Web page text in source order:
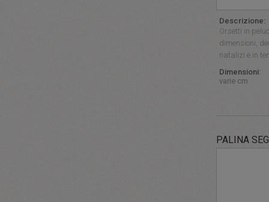
Descrizione:
Orsetti in
dimensioni,
natalizi e in
Dimensioni:
varie cm
PALINA